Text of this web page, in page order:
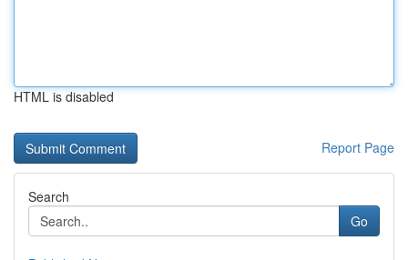
HTML is disabled
Report Page
Search
Go